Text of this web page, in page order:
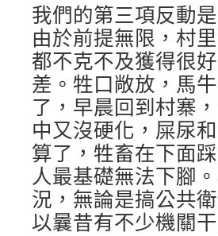
我們的第三項反動
由於前提無限，村
都不克不及獲得很
差。牲口敞放，馬
了，早晨回到村寨
中又沒硬化，屎尿
算了，牲畜在下面
人最基礎無法下腳
況，無論是搞公共
以曩昔有不少機關